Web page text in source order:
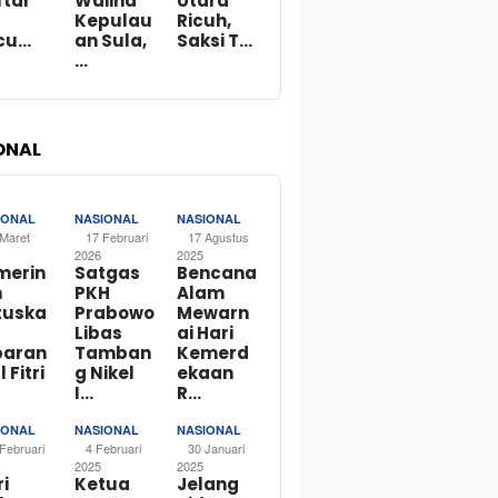
Kepulau
an Sula,
…
Ricuh,
Saksi T…
Fitri
NASIONAL
17 Februari
2026
Satgas
PKH
Prabowo
Libas
Tamban
g Nikel
I…
NASIONAL
17 Agustus
2025
Bencana
Alam
Mewarn
ai Hari
Kemerd
ekaan
R…
NASIONAL
4 Februari
2025
Ketua
NASIONAL
30 Januari
2025
Jelang